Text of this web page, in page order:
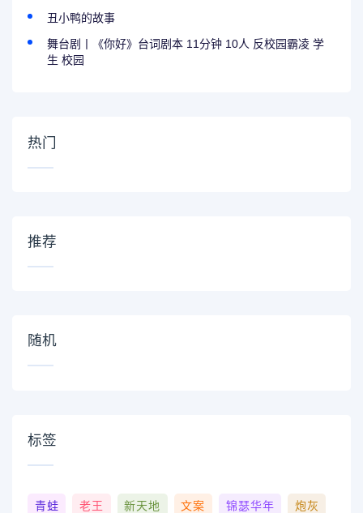
丑小鸭的故事
舞台剧丨《你好》台词剧本 11分钟 10人 反校园霸凌 学
生 校园
热门
推荐
随机
标签
青蛙 老王 新天地 文案 锦瑟华年 炮灰